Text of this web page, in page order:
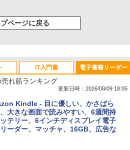
プページに戻る
2026 MacBook Neo A18 Proチッ
13インチノートブック：AIとAppl
のために設計、Liquid Ret
ィスプレイ、8GBユニファイドメモ
SSDストレージ、1080p Fac
ギフトカード - 800 Robux 【限
チャルアイテムを含む】 【オンラ
ームコード】 ロブロックス | オン
コード版
IT入門書
パスポート公式テキスト 第４版
電子書籍リーダー
れ筋ランキング
更新日時：2026/08/09 18:05
Kindle - 目に優しい、かさばら
大きな画面で読みやすい、6週間持
テリー、6インチディスプレイ電子
ーダー、マッチャ、16GB、広告な